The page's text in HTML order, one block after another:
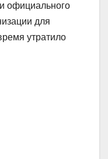
официального
для
утратило